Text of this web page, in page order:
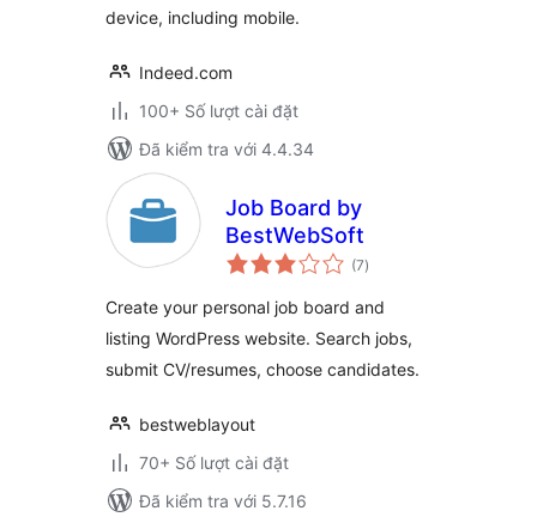
device, including mobile.
Indeed.com
100+ Số lượt cài đặt
Đã kiểm tra với 4.4.34
Job Board by
BestWebSoft
(7tổng
đánh
)
Create your personal job board and
listing WordPress website. Search jobs,
submit CV/resumes, choose candidates.
bestweblayout
70+ Số lượt cài đặt
Đã kiểm tra với 5.7.16